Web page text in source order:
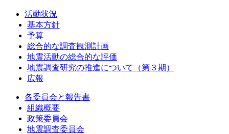
活動状況
基本方針
予算
総合的な調査観測計画
地震活動の総合的な評価
地震調査研究の推進について（第３期）
広報
各委員会と報告書
組織概要
政策委員会
地震調査委員会